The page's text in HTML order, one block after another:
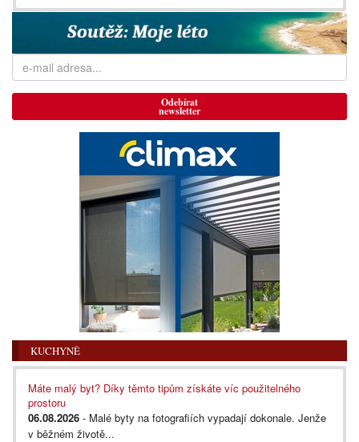
Odebírat
newsletter
KUCHYNĚ
Máte malý byt? Díky těmto tipům získáte víc použitelného
prostoru
06.08.2026 - Malé byty na fotografiích vypadají dokonale. Jenže
v běžném životě...